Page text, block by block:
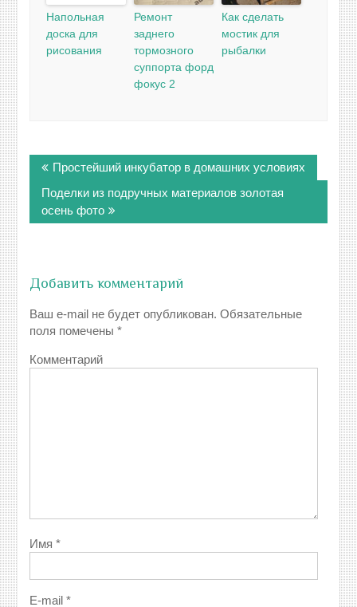
Напольная
доска для
рисования
Ремонт
заднего
тормозного
суппорта форд
фокус 2
Как сделать
мостик для
рыбалки
по
записям
Простейший инкубатор в домашних условиях
Поделки из подручных материалов золотая
осень фото
Добавить комментарий
Ваш e-mail не будет опубликован. Обязательные
поля помечены*
Комментарий
Имя*
E-mail*